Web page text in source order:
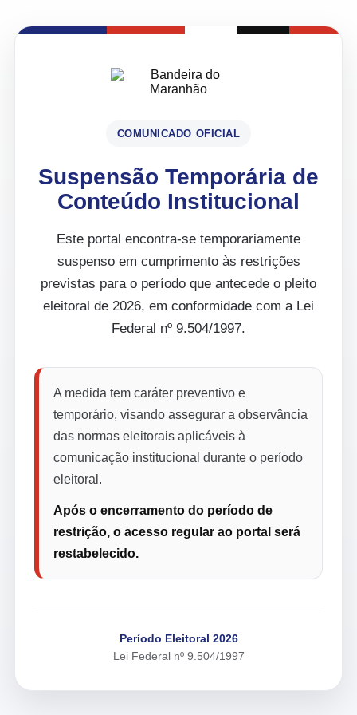
COMUNICADO OFICIAL
Suspensão Temporária de
Conteúdo Institucional
Este portal encontra-se temporariamente
suspenso em cumprimento às restrições
previstas para o período que antecede o pleito
eleitoral de 2026, em conformidade com a Lei
Federal nº 9.504/1997.
A medida tem caráter preventivo e
temporário, visando assegurar a observância
das normas eleitorais aplicáveis à
comunicação institucional durante o período
eleitoral.
Após o encerramento do período de
restrição, o acesso regular ao portal será
restabelecido.
Período Eleitoral 2026
Lei Federal nº 9.504/1997